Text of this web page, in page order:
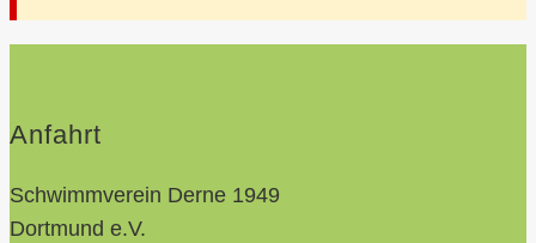
Anfahrt
Schwimmverein Derne 1949
Dortmund e.V.